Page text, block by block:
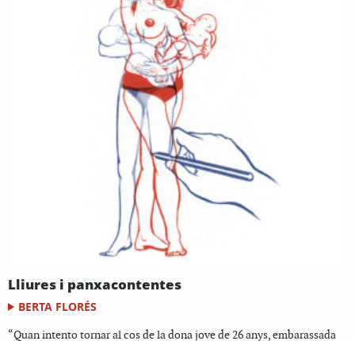
Lliures i panxacontentes
BERTA FLORÉS
“Quan intento tornar al cos de la dona jove de 26 anys, embarassada